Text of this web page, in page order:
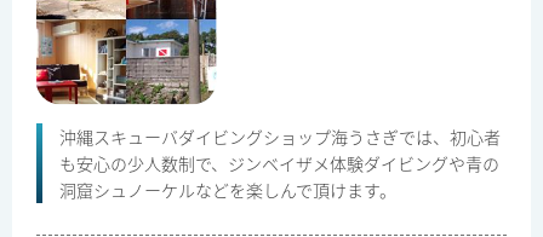
沖縄スキューバダイビングショップ海うさぎでは、初心者
も安心の少人数制で、ジンベイザメ体験ダイビングや青の
洞窟シュノーケルなどを楽しんで頂けます。